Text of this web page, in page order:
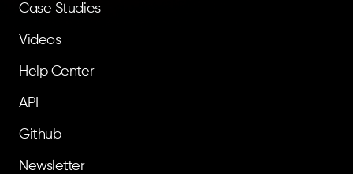
Case Studies
Videos
Help Center
API
Github
Newsletter